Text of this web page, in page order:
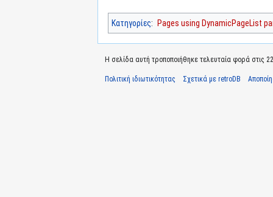
Κατηγορίες: Pages using DynamicPageList
Η σελίδα αυτή τροποποιήθηκε τελευταία φορά στις
Πολιτική ιδιωτικότητας Σχετικά με retroDB